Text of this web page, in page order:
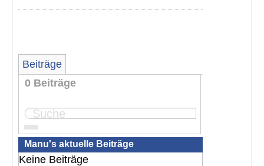
Beiträge
0 Beiträge
Manu's aktuelle Beiträge
Keine Beiträge